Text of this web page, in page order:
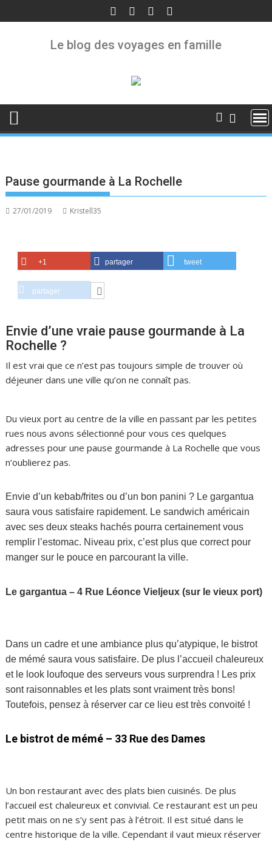
to
Le blog des voyages en famille
Pause gourmande à La Rochelle
27/01/2019 Kristell35
+1 partager tweet
partager
Envie d’une vraie pause gourmande à La
Rochelle ?
Il est vrai que ce n’est pas toujours simple de trouver où
déjeuner dans une ville qu’on ne connaît pas.
Du vieux port au centre de la ville en passant par les petites
rues nous avons sélectionné pour vous ces quelques
adresses pour une pause gourmande à La Rochelle que vous
n’oublierez pas.
Envie d’un kebab/frites ou d’un bon panini ? Le gargantua
saura vous satisfaire rapidement. Le sandwich américain
avec ses deux steaks hachés pourra certainement vous
remplir l’estomac. Niveau prix, c’est plus que correct pour
manger sur le pouce en parcourant la ville.
Le gargantua – 4 Rue Léonce Vieljeux (sur le vieux port)
Dans un cadre et une ambiance plus qu’atypique, le bistrot
de mémé saura vous satisfaire. De plus l’accueil chaleureux
et le look loufoque des serveurs vous surprendra ! Les prix
sont raisonnables et les plats sont vraiment très bons!
Toutefois, pensez à réserver car ce lieu est très convoité !
Le bistrot de mémé – 33 Rue des Dames
Un bon restaurant avec des plats bien cuisinés. De plus
l’accueil est chaleureux et convivial. Ce restaurant est un peu
petit mais on ne s’y sent pas à l’étroit. Il est situé dans le
centre historique de la ville. Cependant il vaut mieux réserver